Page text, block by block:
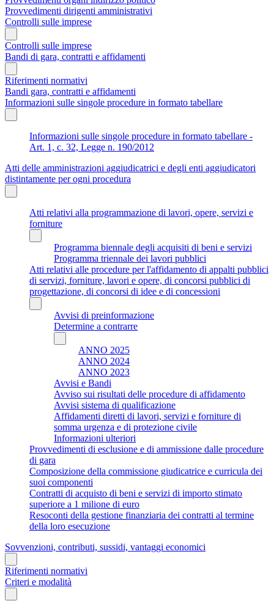
Provvedimenti dirigenti amministrativi
Controlli sulle imprese
Controlli sulle imprese
Bandi di gara, contratti e affidamenti
Riferimenti normativi
Bandi gara, contratti e affidamenti
Informazioni sulle singole procedure in formato tabellare
Informazioni sulle singole procedure in formato tabellare -
Art. 1, c. 32, Legge n. 190/2012
Atti delle amministrazioni aggiudicatrici e degli enti aggiudicatori
distintamente per ogni procedura
Atti relativi alla programmazione di lavori, opere, servizi e
forniture
Programma biennale degli acquisiti di beni e servizi
Programma triennale dei lavori pubblici
Atti relativi alle procedure per l'affidamento di appalti pubblici
di servizi, forniture, lavori e opere, di concorsi pubblici di
progettazione, di concorsi di idee e di concessioni
Avvisi di preinformazione
Determine a contrarre
ANNO 2025
ANNO 2024
ANNO 2023
Avvisi e Bandi
Avviso sui risultati delle procedure di affidamento
Avvisi sistema di qualificazione
Affidamenti diretti di lavori, servizi e forniture di
somma urgenza e di protezione civile
Informazioni ulteriori
Provvedimenti di esclusione e di ammissione dalle procedure
di gara
Composizione della commissione giudicatrice e curricula dei
suoi componenti
Contratti di acquisto di beni e servizi di importo stimato
superiore a 1 milione di euro
Resoconti della gestione finanziaria dei contratti al termine
della loro esecuzione
Sovvenzioni, contributi, sussidi, vantaggi economici
Riferimenti normativi
Criteri e modalità